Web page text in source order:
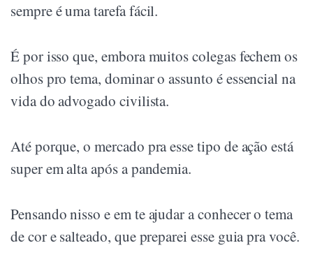
sempre é uma tarefa fácil.
É por isso que, embora muitos colegas fechem os
olhos pro tema, dominar o assunto é essencial na
vida do advogado civilista.
Até porque, o mercado pra esse tipo de ação está
super em alta após a pandemia.
Pensando nisso e em te ajudar a conhecer o tema
de cor e salteado, que preparei esse guia pra você.